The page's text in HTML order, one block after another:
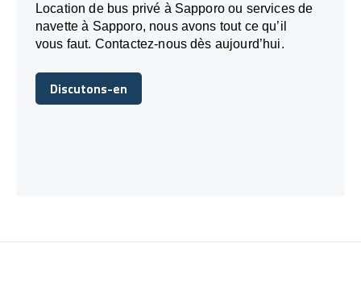
Location de bus privé à Sapporo ou services de
navette à Sapporo, nous avons tout ce qu’il
vous faut. Contactez-nous dès aujourd’hui.
Discutons-en
Discutons-en